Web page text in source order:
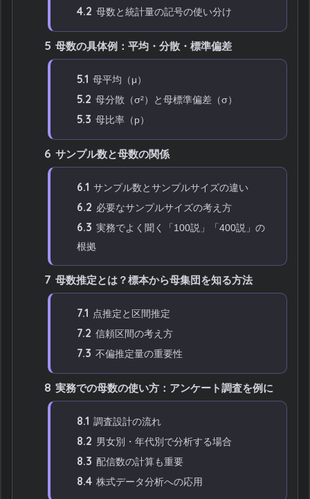
4.2 母数と統計量の記号の使い分け
5 母数の具体例：平均・分散・標準偏差
5.1 母平均（μ）
5.2 母分散（σ²）と母標準偏差（σ）
5.3 母比率（p）
6 サンプル数と母数の関係
6.1 サンプル数とサンプルサイズの違い
6.2 必要なサンプルサイズの考え方
6.3 実務でよく聞く「100説」「400説」の
根拠
7 母数推定とは？標本から母集団を知る方法
7.1 点推定と区間推定
7.2 信頼区間の考え方
7.3 不偏推定量の重要性
8 実務での母数の使い方：アンケート調査を例に
8.1 調査設計の流れ
8.2 男女別・年代別で分析する場合
8.3 配信数の計算も重要
8.4 株式データ分析への応用